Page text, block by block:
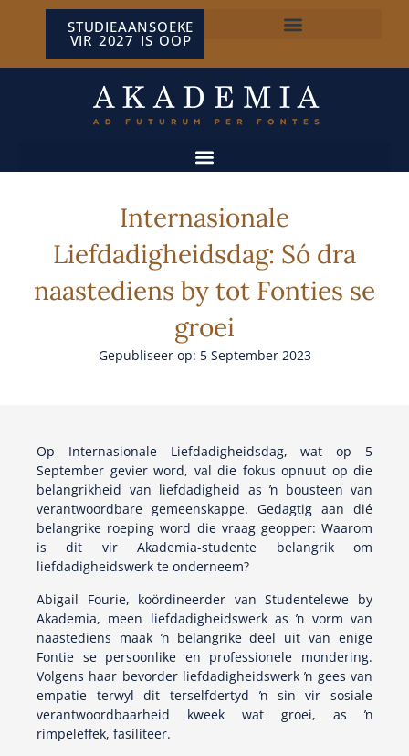
STUDIEAANSOEKE
VIR 2027 IS OOP
Internasionale
Liefdadigheidsdag: Só dra
naastediens by tot Fonties se
groei
Gepubliseer op: 5 September 2023
Op Internasionale Liefdadigheidsdag, wat op 5
September gevier word, val die fokus opnuut op die
belangrikheid van liefdadigheid as ŉ bousteen van
verantwoordbare gemeenskappe. Gedagtig aan dié
belangrike roeping word die vraag geopper: Waarom
is dit vir Akademia-studente belangrik om
liefdadigheidswerk te onderneem?
Abigail Fourie, koördineerder van Studentelewe by
Akademia, meen liefdadigheidswerk as ŉ vorm van
naastediens maak ŉ belangrike deel uit van enige
Fontie se persoonlike en professionele mondering.
Volgens haar bevorder liefdadigheidswerk ŉ gees van
empatie terwyl dit terselfdertyd ŉ sin vir sosiale
verantwoordbaarheid kweek wat groei, as ŉ
rimpeleffek, fasiliteer.